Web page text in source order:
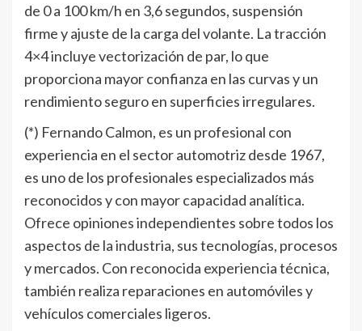
de 0 a 100 km/h en 3,6 segundos, suspensión
firme y ajuste de la carga del volante. La tracción
4×4 incluye vectorización de par, lo que
proporciona mayor confianza en las curvas y un
rendimiento seguro en superficies irregulares.
(*) Fernando Calmon, es un profesional con
experiencia en el sector automotriz desde 1967,
es uno de los profesionales especializados más
reconocidos y con mayor capacidad analítica.
Ofrece opiniones independientes sobre todos los
aspectos de la industria, sus tecnologías, procesos
y mercados. Con reconocida experiencia técnica,
también realiza reparaciones en automóviles y
vehículos comerciales ligeros.